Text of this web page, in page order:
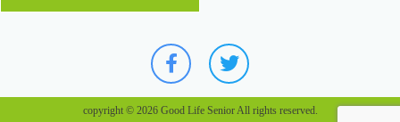
copyright © 2026 Good Life Senior All rights reserved.